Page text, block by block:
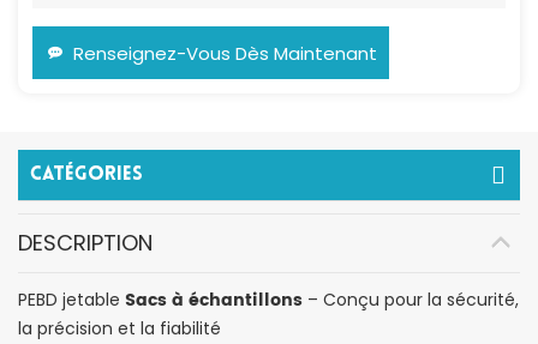
Renseignez-Vous Dès Maintenant
Catégories
DESCRIPTION
PEBD jetable Sacs à échantillons – Conçu pour la sécurité,
la précision et la fiabilité